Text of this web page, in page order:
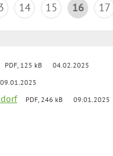
14 15 16 17
PDF, 125 kB 04.02.2025
09.01.2025
PDF, 246 kB 09.01.2025